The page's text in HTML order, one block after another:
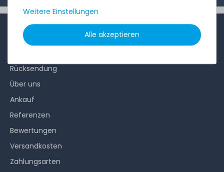
Weitere Einstellungen
Alle akzeptieren
INFORMATIONEN
Rücksendung
Über uns
Ankauf
Referenzen
Bewertungen
Versandkosten
Zahlungsarten